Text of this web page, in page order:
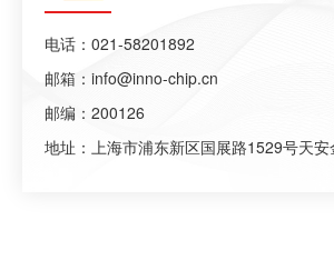
电话： 021-58201892
邮箱： info@inno-chip.cn
邮编：200126
地址：上海市浦东新区国展路1529号天